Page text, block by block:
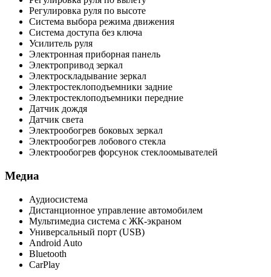
Регулировка руля по высоте
Система выбора режима движения
Система доступа без ключа
Усилитель руля
Электронная приборная панель
Электропривод зеркал
Электроскладывание зеркал
Электростеклоподъемники задние
Электростеклоподъемники передние
Датчик дождя
Датчик света
Электрообогрев боковых зеркал
Электрообогрев лобового стекла
Электрообогрев форсунок стеклоомывателей
Медиа
Аудиосистема
Дистанционное управление автомобилем
Мультимедиа система с ЖК-экраном
Универсальный порт (USB)
Android Auto
Bluetooth
CarPlay